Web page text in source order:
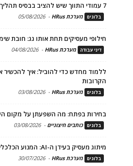
7 עמודי התווך שיש להציב בבסיס תהליך הגיוס ומיתוג המעסיק
בלוגים מערכת HRus -
05/08/2026
חילופי מעסיקים תחת אותו גג: חובת
דיני עבודה מערכת HRus -
04/08/2026
ללמוד מחדש כדי להוביל: איך
הקרובות
בלוגים מערכת HRus -
03/08/2026
בחירות בפתח: מה השפעתן על מקום
בלוגים כותבים חיצוניים -
03/08/2026
מיתוג מעסיק בעידן ה-AI: המנוע הכלכלי של גיוס ושימור טלנטים
בלוגים מערכת HRus -
30/07/2026